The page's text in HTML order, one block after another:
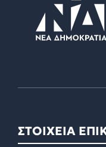
ΣΤΟΙΧΕΙΑ